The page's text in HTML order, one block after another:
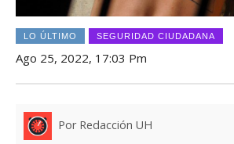
LO ÚLTIMO SEGURIDAD CIUDADANA
Ago 25, 2022, 17:03 Pm
Por Redacción UH